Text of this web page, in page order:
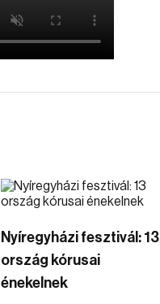
Nyíregyházi fesztivál: 13
ország kórusai
énekelnek